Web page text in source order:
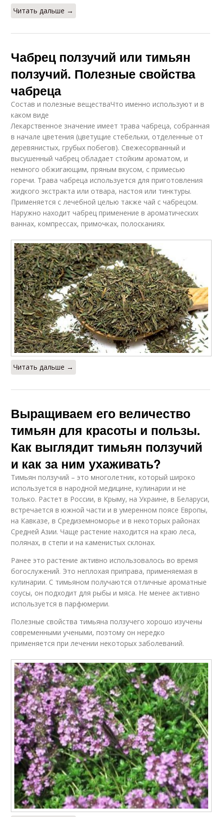
Читать дальше →
Чабрец ползучий или тимьян
ползучий. Полезные свойства
чабреца
Состав и полезные веществаЧто именно используют и в
каком виде
Лекарственное значение имеет трава чабреца, собранная
в начале цветения (цветущие стебельки, отделенные от
деревянистых, грубых побегов). Свежесорванный и
высушенный чабрец обладает стойким ароматом, и
немного обжигающим, пряным вкусом, с примесью
горечи. Трава чабреца используется для приготовления
жидкого экстракта или отвара, настоя или тинктуры.
Применяется с лечебной целью также чай с чабрецом.
Наружно находит чабрец применение в ароматических
ваннах, компрессах, примочках, полосканиях.
Читать дальше →
Выращиваем его величество
тимьян для красоты и пользы.
Как выглядит тимьян ползучий
и как за ним ухаживать?
Тимьян ползучий – это многолетник, который широко
используется в народной медицине, кулинарии и не
только. Растет в России, в Крыму, на Украине, в Беларуси,
встречается в южной части и в умеренном поясе Европы,
на Кавказе, в Средиземноморье и в некоторых районах
Средней Азии. Чаще растение находится на краю леса,
полянах, в степи и на каменистых склонах.
Ранее это растение активно использовалось во время
богослужений. Это неплохая приправа, применяемая в
кулинарии. С тимьяном получаются отличные ароматные
соусы, он подходит для рыбы и мяса. Не менее активно
используется в парфюмерии.
Полезные свойства тимьяна ползучего хорошо изучены
современными учеными, поэтому он нередко
применяется при лечении некоторых заболеваний.